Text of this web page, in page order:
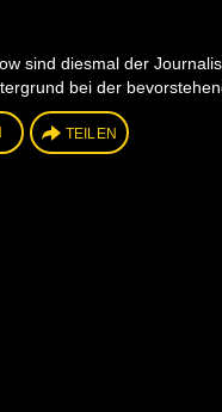
sind diesmal der
bei der
TEILEN